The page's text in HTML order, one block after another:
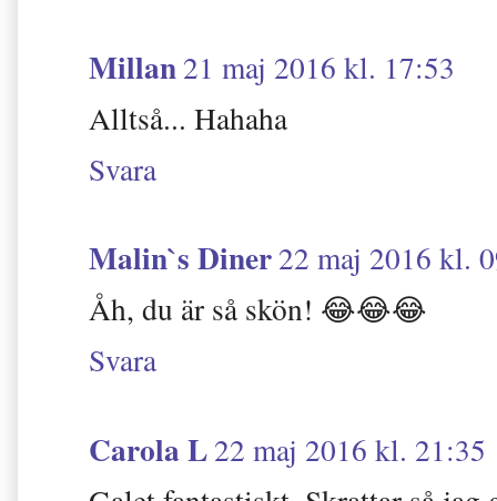
Millan21 maj 2016 kl. 17:53
Alltså... Hahaha
Svara
Malin`s Diner22 maj 2016 kl.
Åh, du är så skön! 😂😂😂
Svara
Carola L22 maj 2016 kl. 21:35